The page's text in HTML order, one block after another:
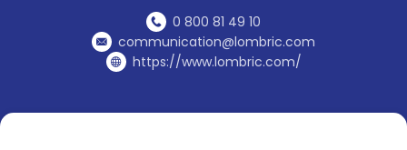
0 800 81 49 10
communication@lombric.com
https://www.lombric.com/